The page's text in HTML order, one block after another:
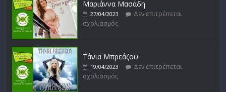
σχολιασμός
Μαριάννα Μασάδη
27/04/2023
Δεν επιτρέπεται
σχολιασμός
Τάνια Μπρεάζου
19/04/2023
Δεν επιτρέπεται
σχολιασμός